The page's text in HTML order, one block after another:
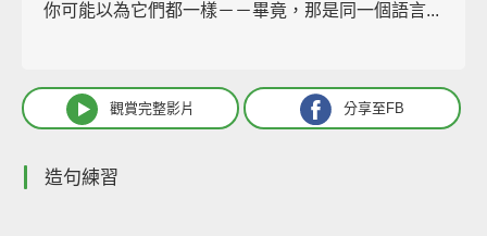
你可能以為它們都一樣－－畢竟，那是同一個語言...
觀賞完整影片 分享至FB
造句練習